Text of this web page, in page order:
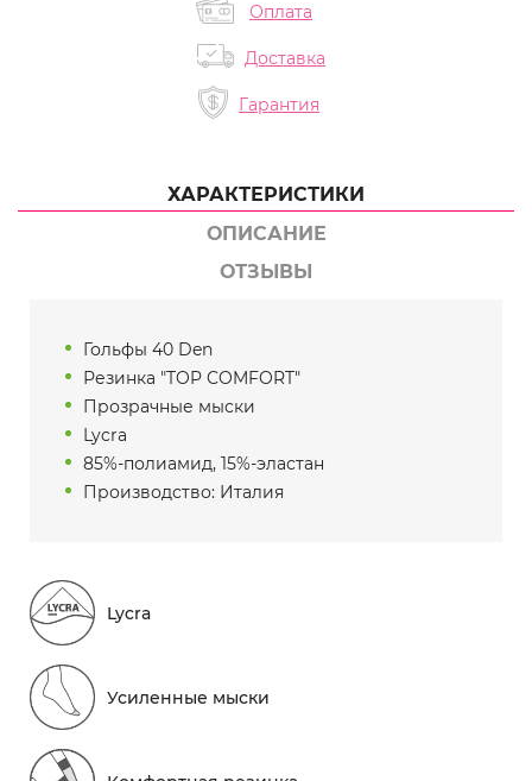
Оплата
Доставка
Гарантия
ХАРАКТЕРИСТИКИ
ОПИСАНИЕ
ОТЗЫВЫ
Гольфы 40 Den
Резинка "TOP COMFORT"
Прозрачные мыски
Lycra
85%-полиамид, 15%-эластан
Производство: Италия
Lycra
Усиленные мыски